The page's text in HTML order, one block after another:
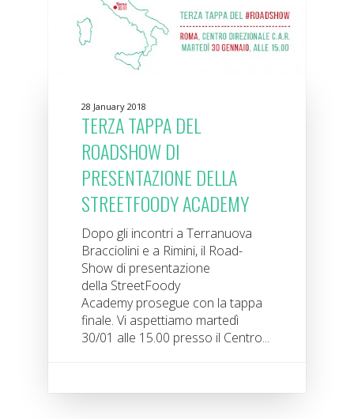
28 January 2018
TERZA TAPPA DEL
ROADSHOW DI
PRESENTAZIONE DELLA
STREETFOODY ACADEMY
Dopo gli incontri a Terranuova
Bracciolini e a Rimini, il Road-
Show di presentazione
della StreetFoody
Academy prosegue con la tappa
finale. Vi aspettiamo martedì
30/01 alle 15.00 presso il Centro...